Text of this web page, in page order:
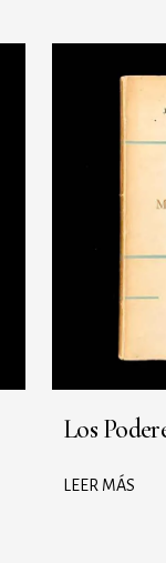
Los
LEER MÁS